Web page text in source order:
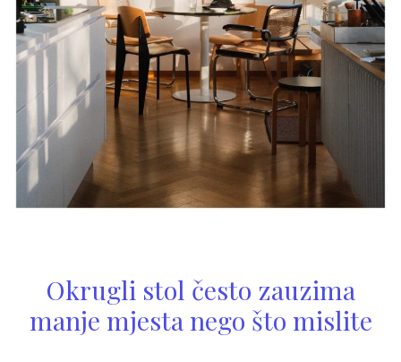
Okrugli stol često zauzima
manje mjesta nego što mislite